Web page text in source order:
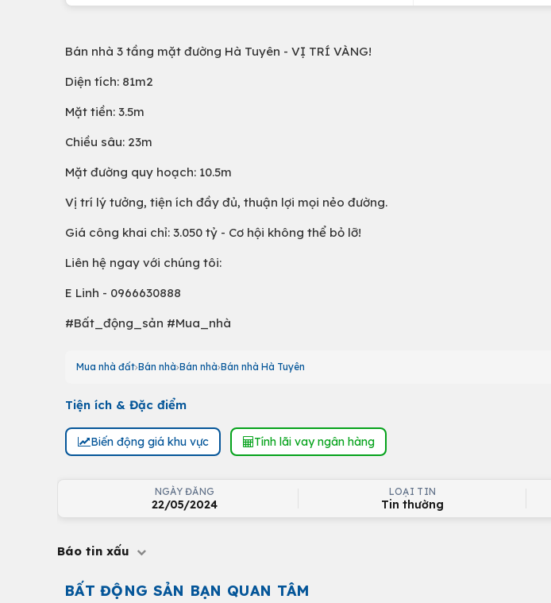
Bán nhà 3 tầng mặt đường Hà Tuyên - VỊ TRÍ VÀNG!
Diện tích: 81m2
Mặt tiền: 3.5m
Chiều sâu: 23m
Mặt đường quy hoạch: 10.5m
Vị trí lý tưởng, tiện ích đầy đủ, thuận lợi mọi nẻo đường.
Giá công khai chỉ: 3.050 tỷ - Cơ hội không thể bỏ lỡ!
Liên hệ ngay với chúng tôi:
E Linh - 0966630888
#Bất_động_sản #Mua_nhà
Mua nhà đất Bán nhà Bán nhà Bán nhà Hà Tuyên
Tiện ích & Đặc điểm
Biến động giá khu vực Tính lãi vay ngân hàng
NGÀY ĐĂNG
22/05/2024
LOẠI TIN
Tin thường
Báo tin xấu
BẤT ĐỘNG SẢN BẠN QUAN TÂM